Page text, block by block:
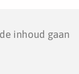
inhoud gaan